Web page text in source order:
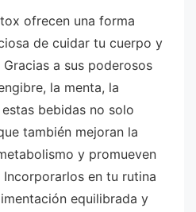
ofrecen una forma
de cuidar tu cuerpo y
a sus poderosos
la menta, la
bebidas no solo
también mejoran la
y promueven
Incorporarlos en tu rutina
equilibrada y